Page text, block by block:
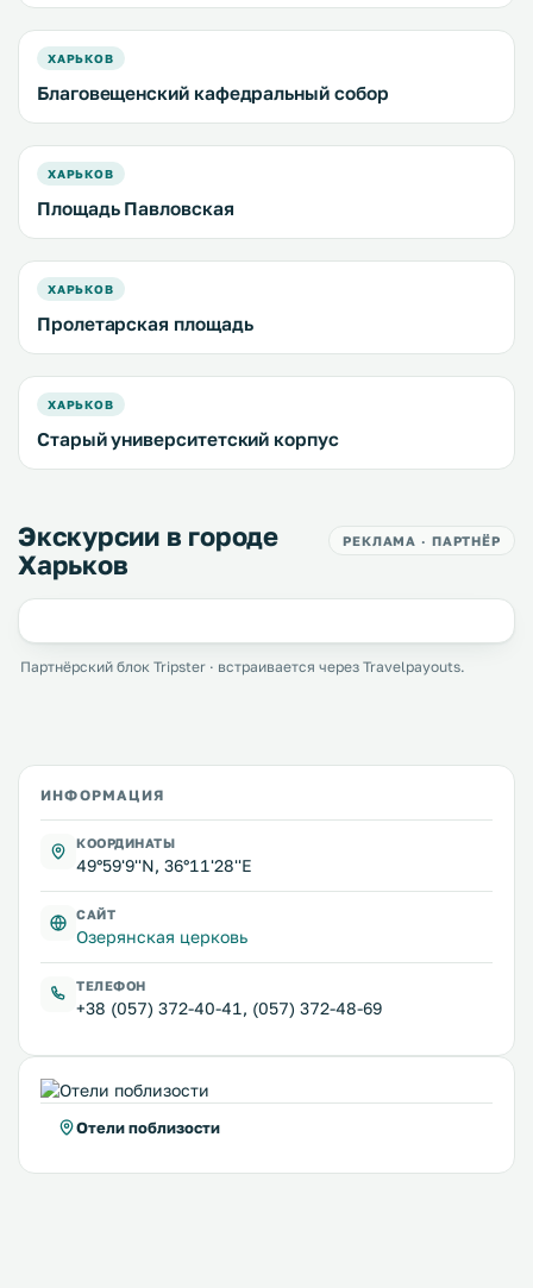
ХАРЬКОВ
Благовещенский кафедральный собор
ХАРЬКОВ
Площадь Павловская
ХАРЬКОВ
Пролетарская площадь
ХАРЬКОВ
Старый университетский корпус
Экскурсии в городе
Харьков
РЕКЛАМА · ПАРТНЁР
Партнёрский блок Tripster · встраивается через Travelpayouts.
ИНФОРМАЦИЯ
КООРДИНАТЫ
49°59'9''N, 36°11'28''E
САЙТ
Озерянская церковь
ТЕЛЕФОН
+38 (057) 372-40-41, (057) 372-48-69
Отели поблизости